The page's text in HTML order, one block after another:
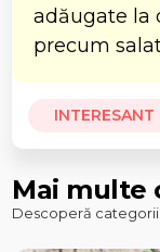
adăugate la
precum
INTERESANT
Mai multe
Descoperă